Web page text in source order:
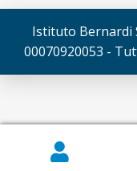
Istituto Bernardi
00070920053 -